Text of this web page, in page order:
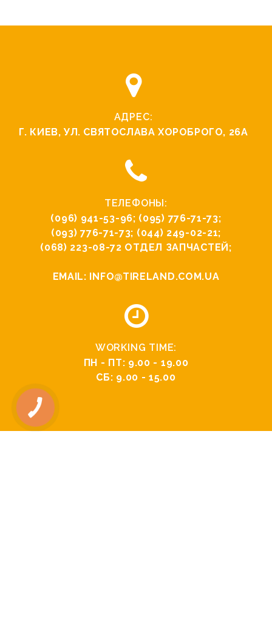
АДРЕС:
Г. КИЕВ, УЛ. СВЯТОCЛАВА ХОРОБРОГО, 26А
ТЕЛЕФОНЫ:
(096) 941-53-96; (095) 776-71-73;
(093) 776-71-73; (044) 249-02-21;
(068) 223-08-72 ОТДЕЛ ЗАПЧАСТЕЙ;
EMAIL: INFO@TIRELAND.COM.UA
WORKING TIME:
ПН - ПТ: 9.00 - 19.00
СБ: 9.00 - 15.00